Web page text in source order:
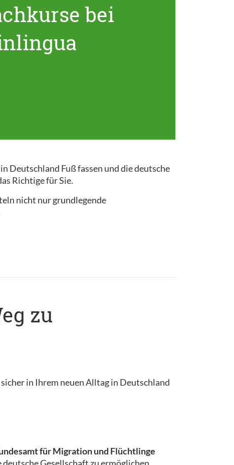
bei
Deutschland Fuß fassen und die deutsche
Richtige für Sie.
nicht nur grundlegende
zu
in Ihrem neuen Alltag in Deutschland
für Migration und Flüchtlinge
Gesellschaft zu ermöglichen.